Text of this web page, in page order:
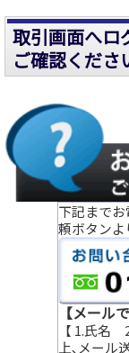
取引画面へロ
ご確認くださ
下記まで
頼ボタンよ
【メール
【 1.氏名
上､メール